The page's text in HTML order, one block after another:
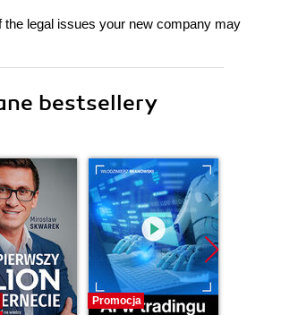
the legal issues your new company may
bestsellery
Promocja